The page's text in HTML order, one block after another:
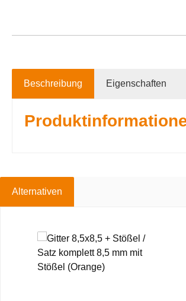
Beschreibung Eigenschaften
Alternativen